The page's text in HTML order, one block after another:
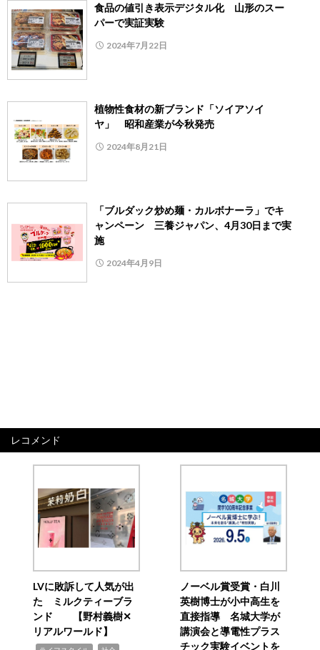
食品の値引き表示デジタル化 山形のスー
パーで実証実験
2024年7月22日
植物性食材の新ブランド「ソイアソイ
ヤ」 昭和産業が今秋発売
2024年8月21日
「ブルダック炒め麺・カルボナーラ」でキ
ャンペーン 三養ジャパン、4月30日まで実
施
2024年4月9日
レコメンド
LVに敗訴して人気が出
た ミルクティーブラ
ンド 【野村義樹✕
リアルワールド】
ノーベル賞受賞・白川
英樹博士が小中高生を
直接指導 名城大学が
講演会と導電性プラス
チック実験イベントを